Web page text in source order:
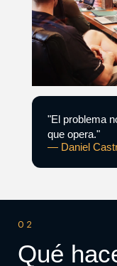
"El problema
que opera."
— Daniel
02
Qué